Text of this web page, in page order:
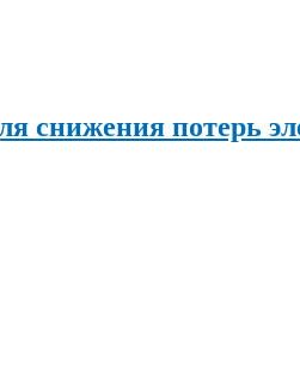
снижения потерь